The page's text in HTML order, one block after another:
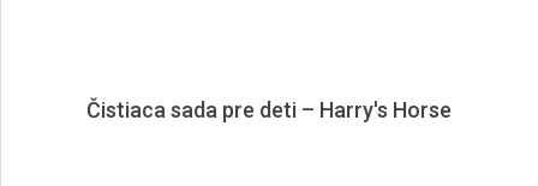
Čistiaca sada pre deti – Harry's Horse